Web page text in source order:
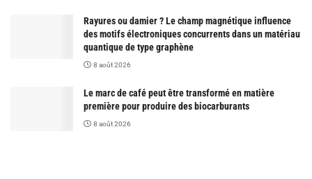
Rayures ou damier ? Le champ magnétique influence
des motifs électroniques concurrents dans un matériau
quantique de type graphène
8 août 2026
Le marc de café peut être transformé en matière
première pour produire des biocarburants
8 août 2026